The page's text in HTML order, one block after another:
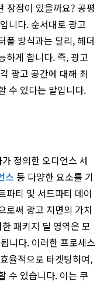
장점이 있을까요? 공평
니다. 순서대로 광고
폴 방식과는 달리, 헤더
하게 합니다. 즉, 광고
광고 공간에 대해 최
수 있다는 말입니다.
정의한 오디언스 세
스 등 다양한 요소를 기
파티 및 서드파티 데이
로써 광고 지면의 가치
패키지 딜 영역은 모
니다. 이러한 프로세스
율적으로 타겟팅하여,
수 있습니다. 이는 쿠